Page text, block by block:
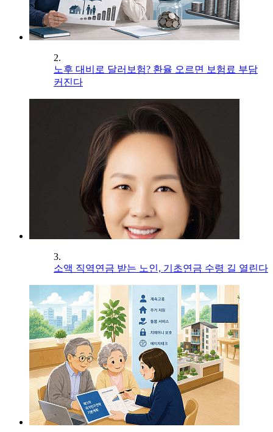
2.
노후 대비로 달러보험? 환율 오르면 보험료 부담
커진다
3.
소액 직역연금 받는 노인, 기초연금 수령 길 열린다